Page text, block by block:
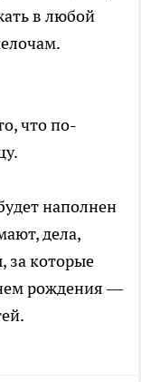
в любой
что по-
наполнен
дела,
за которые
рождения —